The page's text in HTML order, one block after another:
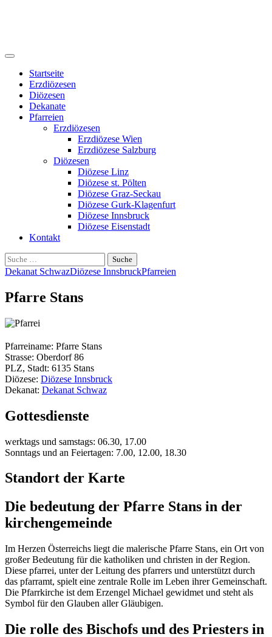
Startseite
Erzdiözesen
Diözesen
Dekanate
Pfarreien
Erzdiözesen
Erzdiözese Wien
Erzdiözese Salzburg
Diözesen
Diözese Linz
Diözese st. Pölten
Diözese Graz-Seckau
Diözese Gurk-Klagenfurt
Diözese Innsbruck
Diözese Eisenstadt
Kontakt
Suche
nach:
Dekanat SchwazDiözese InnsbruckPfarreien
Pfarre Stans
Pfarreiname: Pfarre Stans
Strasse: Oberdorf 86
PLZ, Stadt: 6135 Stans
Diözese: Diözese Innsbruck
Dekanat: Dekanat Schwaz
Gottesdienste
werktags und samstags: 06.30, 17.00
Sonntags und an Feiertagen: 7.00, 12.00, 18.30
Standort der Karte
Die bedeutung der Pfarre Stans in der
kirchengemeinde
Im Herzen Österreichs liegt die malerische Pfarre Stans, ein Ort von
großer Bedeutung für die katholiken und christen in der Region.
Diese pfarrei, unter der Leitung des pfarrers und unterstützt durch
das pfarramt, spielt eine zentrale Rolle im Leben ihrer Gemeinschaft.
Die Pfarrkirche ist dem Erzengel Michael gewidmet und steht als
Symbol für den Glauben aller Gläubigen.
Die rolle des Bischofs und des Priesters in